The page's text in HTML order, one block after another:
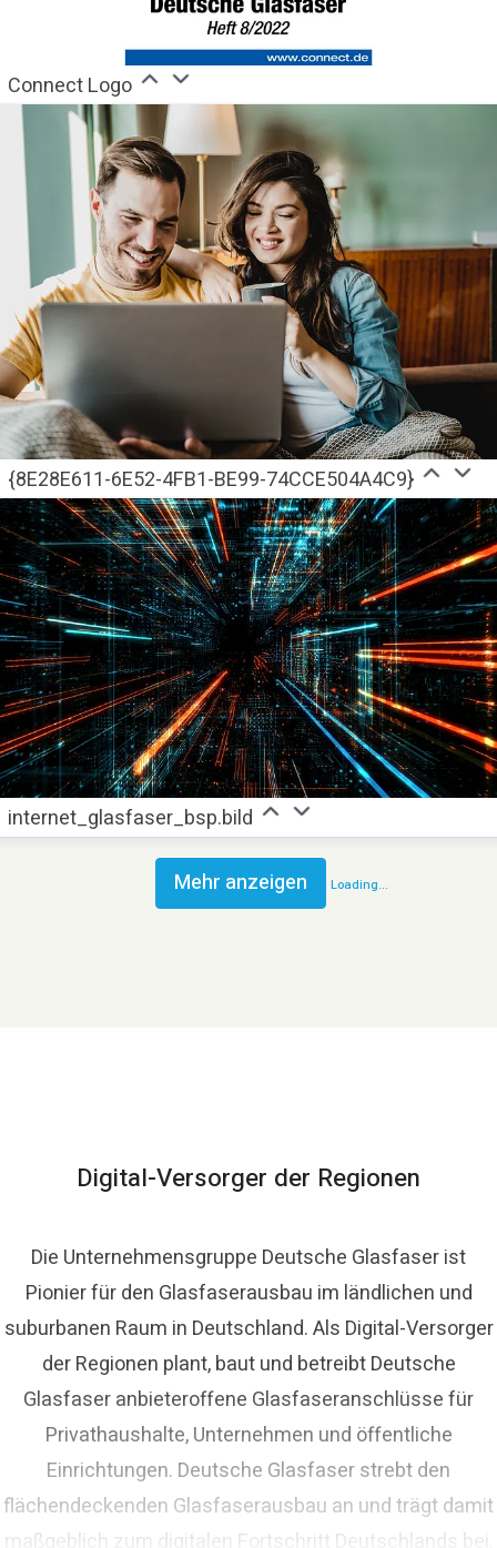
Connect Logo
{8E28E611-6E52-4FB1-BE99-74CCE504A4C9}
internet_glasfaser_bsp.bild
Mehr anzeigen Loading...
Digital-Versorger der Regionen
Die Unternehmensgruppe Deutsche Glasfaser ist
Pionier für den Glasfaserausbau im ländlichen und
suburbanen Raum in Deutschland. Als Digital-Versorger
der Regionen plant, baut und betreibt Deutsche
Glasfaser anbieteroffene Glasfaseranschlüsse für
Privathaushalte, Unternehmen und öffentliche
Einrichtungen. Deutsche Glasfaser strebt den
flächendeckenden Glasfaserausbau an und trägt damit